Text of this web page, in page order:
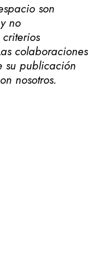
son
no
colaboraciones
su publicación
nosotros.